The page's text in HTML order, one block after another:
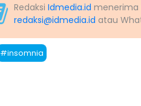
Redaksi Idmedia.id menerima
redaksi@idmedia.id atau
#insomnia